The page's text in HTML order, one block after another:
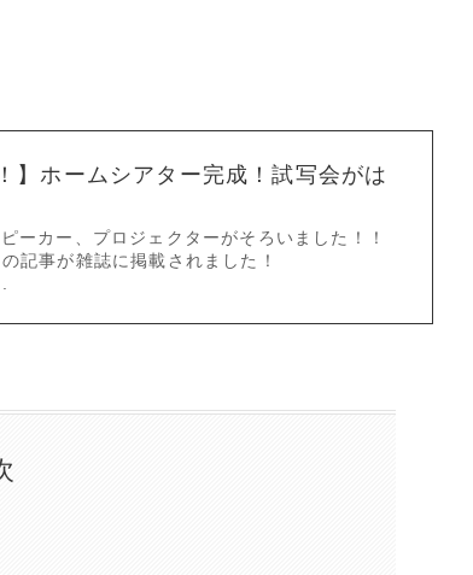
】ホームシアター完成！試写会がは
ーカー、プロジェクターがそろいました！！
記事が雑誌に掲載されました！